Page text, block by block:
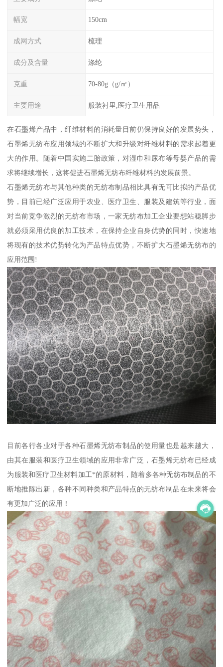
幅宽 150cm
成网方式 梳理
成分及含量 涤纶
克重 70-80g（g/㎡）
主要用途 服装衬里,医疗卫生用品
在石墨烯产品中，纤维材料的消耗量目前仍保持良好的发展势头，
石墨烯无纺布应用领域的不断扩大和升级对纤维材料的需求起着更
大的作用。随着中国实施二胎政策，对湿巾和尿布等母婴产品的需
求将继续增长，这将促进石墨烯无纺布纤维材料的发展前景。
石墨烯无纺布与其他种类的无纺布制品相比具有无可比拟的产品优
势，目前已经广泛应用于农业、医疗卫生、服装及建筑等行业，面
对当前竞争激烈的无纺布市场，一家无纺布加工企业要想站稳脚步
就必须采用优良的加工技术，在保持企业自身优势的同时，快速地
将现有的技术优势转化为产品特点优势，不断扩大石墨烯无纺布的
应用范围!
目前各行各业对于各种石墨烯无纺布制品的使用量也是越来越大，
由其在服装和医疗卫生领域的应用非常广泛，石墨烯无纺布已经成
为服装和医疗卫生材料加工*的原材料，随着多各种无纺布制品的不
断地推陈出新，各种不同种类和产品特点的无纺布制品在未来将会
有更加广泛的应用！